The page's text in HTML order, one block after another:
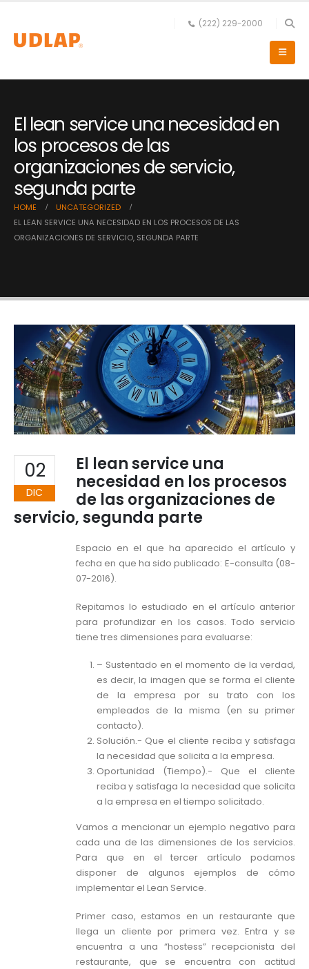
(222) 229-2000
El lean service una necesidad en
los procesos de las
organizaciones de servicio,
segunda parte
HOME
UNCATEGORIZED
EL LEAN SERVICE UNA NECESIDAD EN LOS PROCESOS DE LAS
ORGANIZACIONES DE SERVICIO, SEGUNDA PARTE
02
DIC
El lean service una
necesidad en los procesos
de las organizaciones de
servicio, segunda parte
Espacio en el que ha aparecido el artículo y
fecha en que ha sido publicado: E-consulta (08-
07-2016).
Repitamos lo estudiado en el artículo anterior
para profundizar en los casos. Todo servicio
tiene tres dimensiones para evaluarse:
– Sustentado en el momento de la verdad,
es decir, la imagen que se forma el cliente
de la empresa por su trato con los
empleados de la misma (en su primer
contacto).
Solución.- Que el cliente reciba y satisfaga
la necesidad que solicita a la empresa.
Oportunidad (Tiempo).- Que el cliente
reciba y satisfaga la necesidad que solicita
a la empresa en el tiempo solicitado.
Vamos a mencionar un ejemplo negativo para
cada una de las dimensiones de los servicios.
Para que en el tercer artículo podamos
disponer de algunos ejemplos de cómo
implementar el Lean Service.
Primer caso, estamos en un restaurante que
llega un cliente por primera vez. Entra y se
encuentra a una “hostess” recepcionista del
restaurante, que se encuentra con actitud